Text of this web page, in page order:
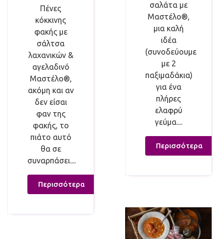
σαλάτα με
Μαστέλο®,
μια καλή
ιδέα
(συνοδεύουμε
με 2
παξιμαδάκια)
για ένα
πλήρες
ελαφρύ
γεύμα....
Περισσότερα
Πένες
κόκκινης
φακής με
σάλτσα
λαχανικών &
αγελαδινό
Μαστέλο®,
ακόμη και αν
δεν είσαι
φαν της
φακής, το
πιάτο αυτό
θα σε
συναρπάσει....
Περισσότερα